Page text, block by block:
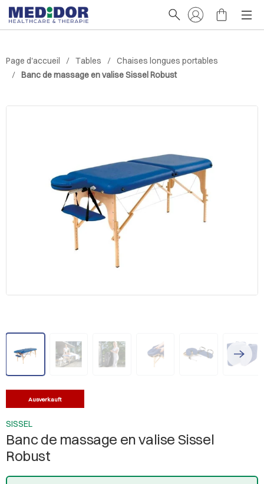
Page d'accueil Tables
Chaises longues portables
Banc de massage en valise Sissel Robust
Ausverkauft
SISSEL
Banc de massage en valise Sissel
Robust